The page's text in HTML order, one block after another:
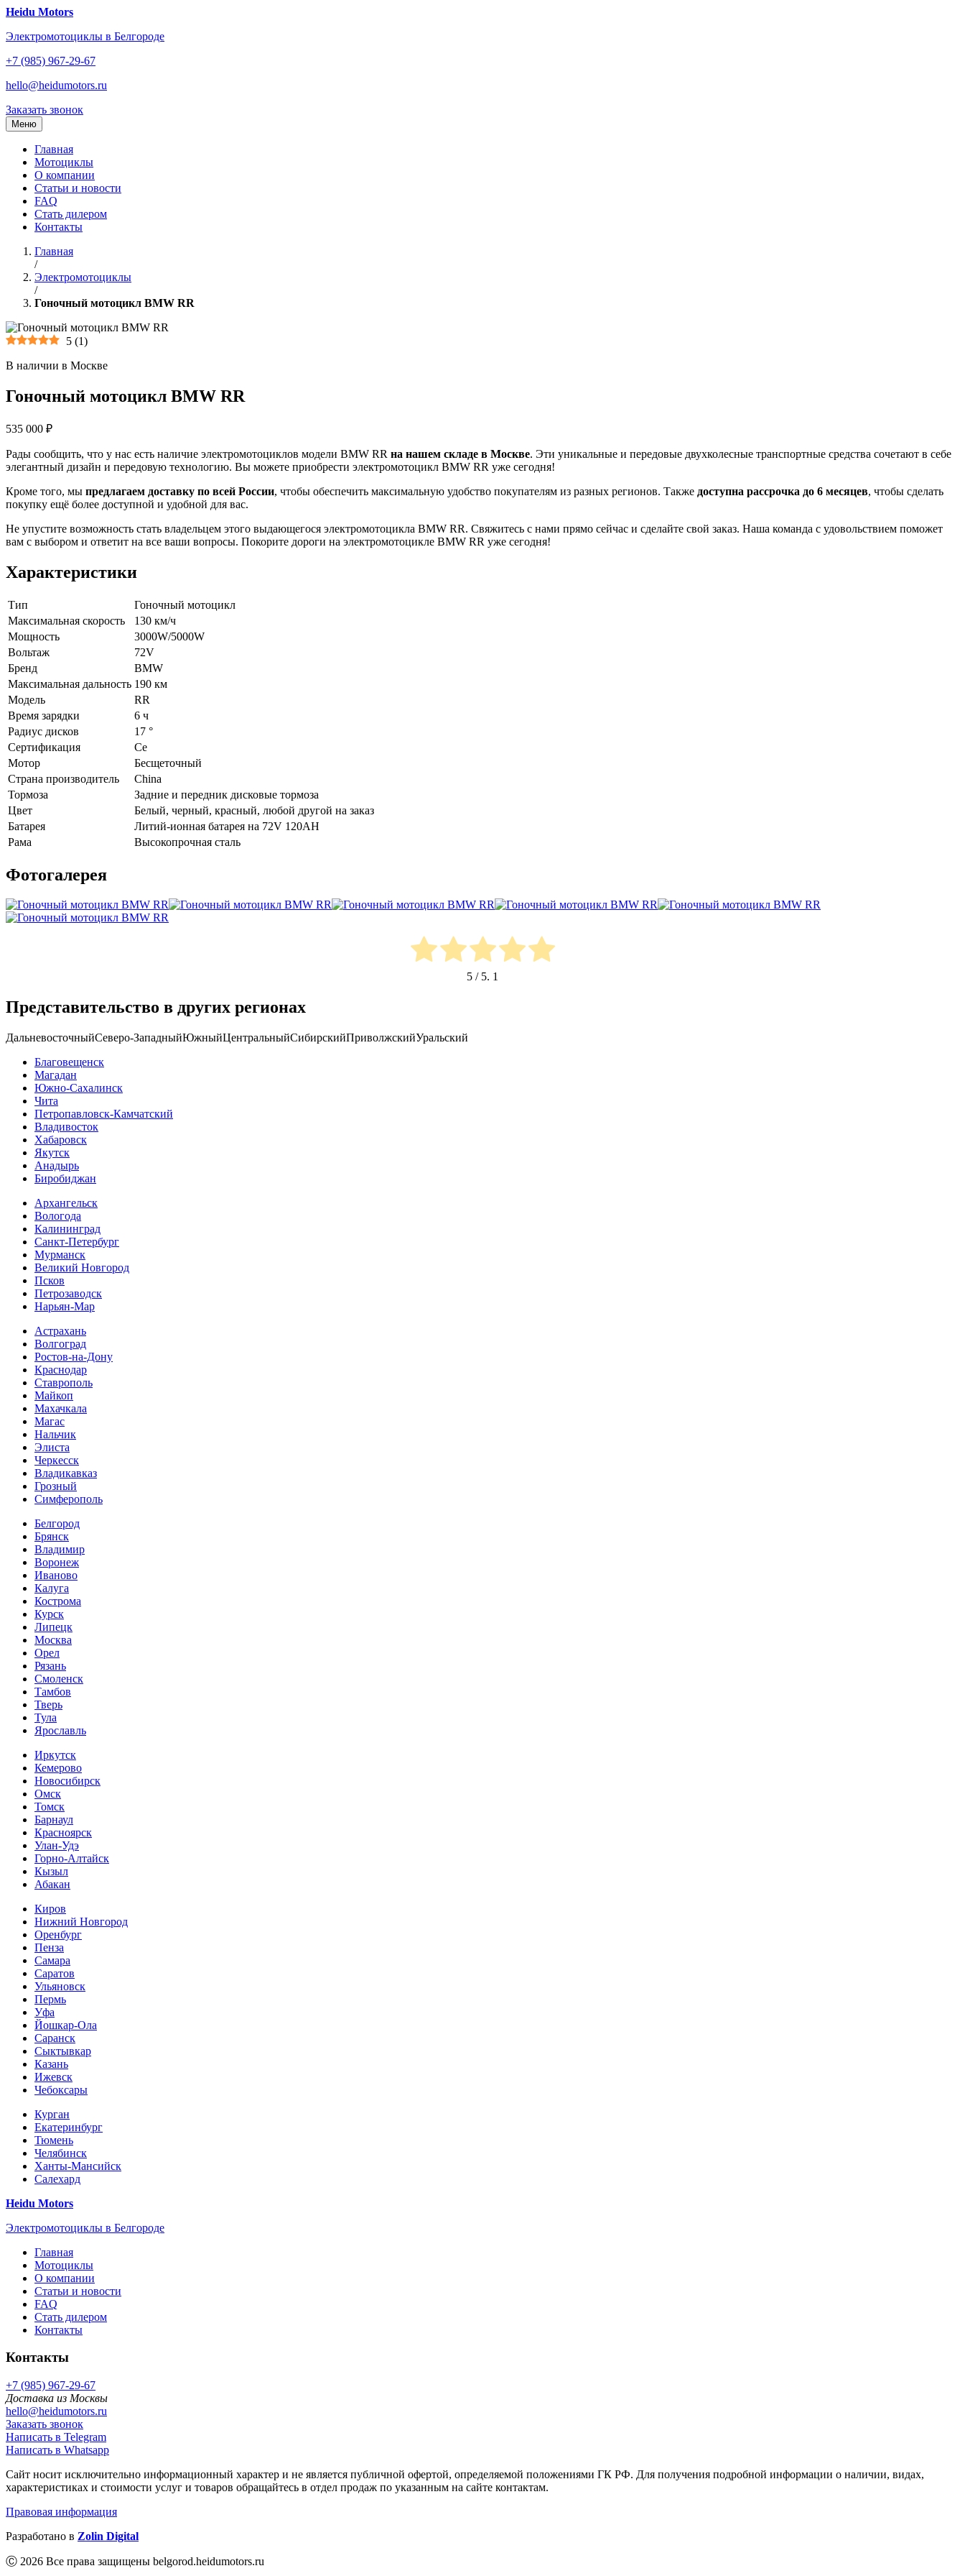
Перейти
содержанию
Heidu Motors
Электромотоциклы в Белгороде
+7 (985) 967-29-67
hello@heidumotors.ru
Заказать звонок
Меню
Главная
Мотоциклы
О компании
Статьи и новости
FAQ
Стать дилером
Контакты
Главная
/
Электромотоциклы
/
Гоночный мотоцикл BMW RR
5 (1)
В наличии в Москве
Гоночный мотоцикл BMW RR
535 000 ₽
Рады сообщить, что у нас есть наличие электромотоциклов модели BMW RR на нашем складе в Москве. Эти уникальные и передовые двухколесные транспортные средства сочетают в себе
элегантный дизайн и передовую технологию. Вы можете приобрести электромотоцикл BMW RR уже сегодня!
Кроме того, мы предлагаем доставку по всей России, чтобы обеспечить максимальную удобство покупателям из разных регионов. Также доступна рассрочка до 6 месяцев, чтобы сделать
покупку ещё более доступной и удобной для вас.
Не упустите возможность стать владельцем этого выдающегося электромотоцикла BMW RR. Свяжитесь с нами прямо сейчас и сделайте свой заказ. Наша команда с удовольствием поможет
вам с выбором и ответит на все ваши вопросы. Покорите дороги на электромотоцикле BMW RR уже сегодня!
Характеристики
Тип
Гоночный мотоцикл
Максимальная скорость
130 км/ч
Мощность
3000W/5000W
Вольтаж
72V
Бренд
BMW
Максимальная дальность 190 км
Модель
RR
Время зарядки
6 ч
Радиус дисков
17 °
Сертификация
Ce
Мотор
Бесщеточный
Страна производитель
China
Тормоза
Задние и передник дисковые тормоза
Цвет
Белый, черный, красный, любой другой на заказ
Батарея
Литий-ионная батарея на 72V 120AH
Рама
Высокопрочная сталь
Фотогалерея
5 / 5. 1
Представительство в других регионах
ДальневосточныйСеверо-ЗападныйЮжныйЦентральныйСибирскийПриволжскийУральский
Благовещенск
Магадан
Южно-Сахалинск
Чита
Петропавловск-Камчатский
Владивосток
Хабаровск
Якутск
Анадырь
Биробиджан
Архангельск
Вологода
Калининград
Санкт-Петербург
Мурманск
Великий Новгород
Псков
Петрозаводск
Нарьян-Мар
Астрахань
Волгоград
Ростов-на-Дону
Краснодар
Ставрополь
Майкоп
Махачкала
Магас
Нальчик
Элиста
Черкесск
Владикавказ
Грозный
Симферополь
Белгород
Брянск
Владимир
Воронеж
Иваново
Калуга
Кострома
Курск
Липецк
Москва
Орел
Рязань
Смоленск
Тамбов
Тверь
Тула
Ярославль
Иркутск
Кемерово
Новосибирск
Омск
Томск
Барнаул
Красноярск
Улан-Удэ
Горно-Алтайск
Кызыл
Абакан
Киров
Нижний Новгород
Оренбург
Пенза
Самара
Саратов
Ульяновск
Пермь
Уфа
Йошкар-Ола
Саранск
Сыктывкар
Казань
Ижевск
Чебоксары
Курган
Екатеринбург
Тюмень
Челябинск
Ханты-Мансийск
Салехард
Heidu Motors
Электромотоциклы в Белгороде
Главная
Мотоциклы
О компании
Статьи и новости
FAQ
Стать дилером
Контакты
Контакты
+7 (985) 967-29-67
Доставка из Москвы
hello@heidumotors.ru
Заказать звонок
Написать в Telegram
Написать в Whatsapp
Сайт носит исключительно информационный характер и не является публичной офертой, определяемой положениями ГК РФ. Для получения подробной информации о наличии, видах,
характеристиках и стоимости услуг и товаров обращайтесь в отдел продаж по указанным на сайте контактам.
Правовая информация
Разработано в Zolin Digital
Ⓒ 2026 Все права защищены belgorod.heidumotors.ru